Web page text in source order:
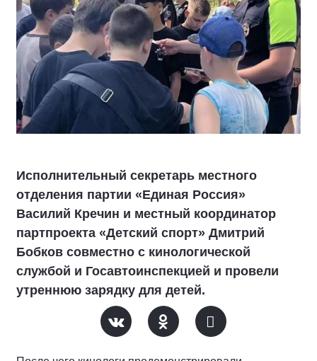
Исполнительный секретарь местного
отделения партии «Единая Россия»
Василий Кречин и местный координатор
партпроекта «Детский спорт» Дмитрий
Бобков совместно с кинологической
службой и Госавтоинспекцией и провели
утреннюю зарядку для детей.